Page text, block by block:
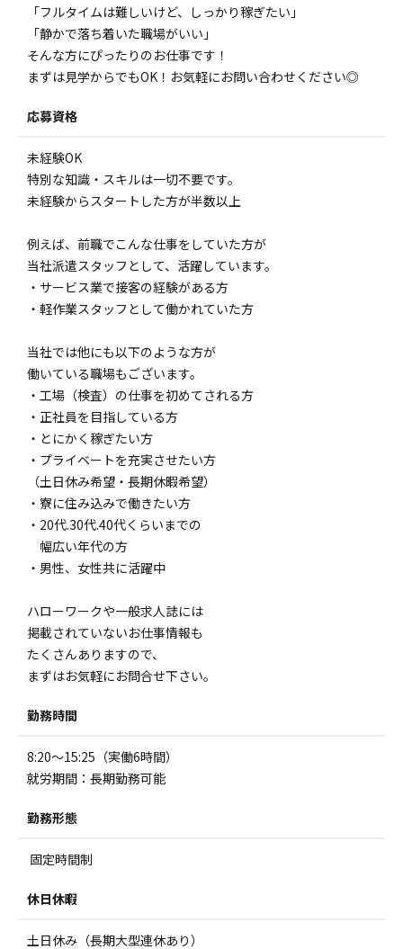
「フルタイムは難しいけど、しっかり稼ぎたい」
「静かで落ち着いた職場がいい」
そんな方にぴったりのお仕事です！
まずは見学からでもOK！お気軽にお問い合わせください◎
応募資格
未経験OK
特別な知識・スキルは一切不要です。
未経験からスタートした方が半数以上
例えば、前職でこんな仕事をしていた方が
当社派遣スタッフとして、活躍しています。
・サービス業で接客の経験がある方
・軽作業スタッフとして働かれていた方
当社では他にも以下のような方が
働いている職場もございます。
・工場（検査）の仕事を初めてされる方
・正社員を目指している方
・とにかく稼ぎたい方
・プライベートを充実させたい方
（土日休み希望・長期休暇希望）
・寮に住み込みで働きたい方
・20代.30代.40代くらいまでの
幅広い年代の方
・男性、女性共に活躍中
ハローワークや一般求人誌には
掲載されていないお仕事情報も
たくさんありますので、
まずはお気軽にお問合せ下さい。
勤務時間
8:20～15:25（実働6時間）
就労期間：長期勤務可能
勤務形態
固定時間制
休日休暇
土日休み（長期大型連休あり）